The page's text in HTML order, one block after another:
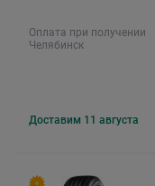
Оплата при получении
Челябинск
Доставим 11 августа